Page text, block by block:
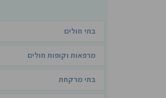
בתי חולים
מרפאות וקופות חולים
בתי מרקחת